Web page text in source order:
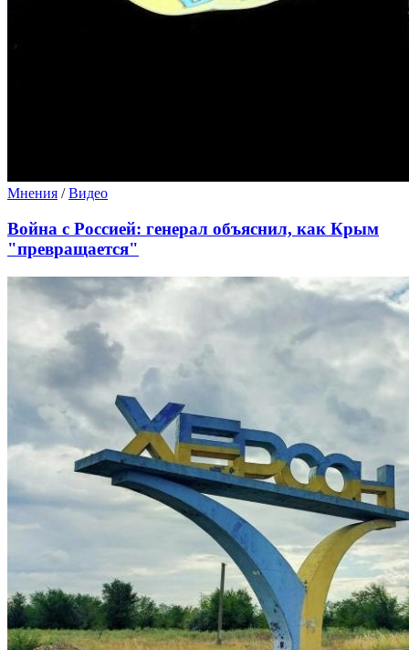
Мнения /Видео
Война с Россией: генерал объяснил, как Крым
"превращается"